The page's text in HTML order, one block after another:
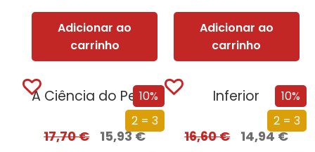
Adicionar ao
carrinho
Adicionar ao
carrinho
10%
2 = 3
A Ciência do Pecado
17,70€ 15,93€
10%
2 = 3
Inferior
16,60€ 14,94€